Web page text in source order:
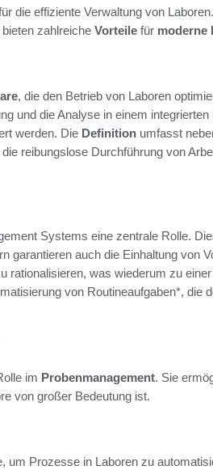
die effiziente Verwaltung von
zahlreiche Vorteile für moderne
, die den Betrieb von Laboren
und die Analyse in einem
werden. Die Definition umfasst
reibungslose Durchführung von
Systems eine zentrale Rolle.
garantieren auch die Einhaltung von
rationalisieren, was wiederum zu
von Routineaufgaben*, die
im Probenmanagement. Sie
von großer Bedeutung ist.
um Prozesse in Laboren zu